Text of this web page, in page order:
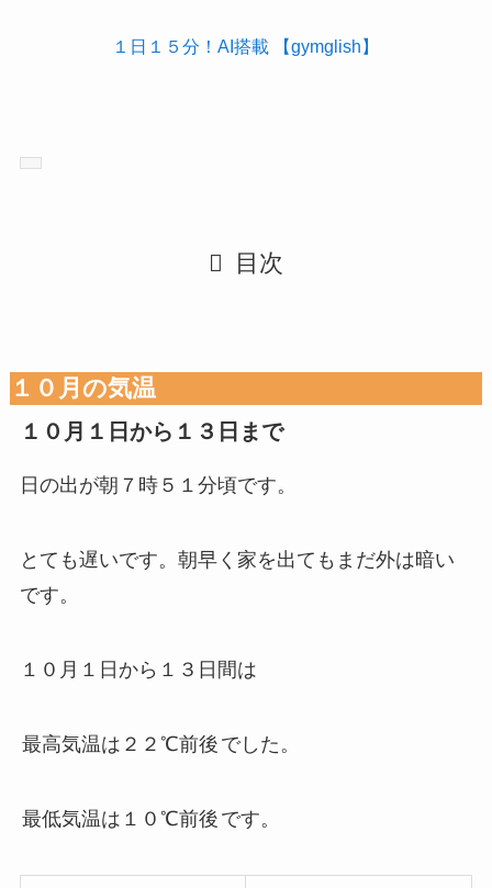
１日１５分！AI搭載 【gymglish】
目次
１０月の気温
１０月１日から１３日まで
日の出が朝７時５１分頃です。
とても遅いです。朝早く家を出てもまだ外は暗い
です。
１０月１日から１３日間は
最高気温は２２℃前後 でした。
最低気温は１０℃前後 です。